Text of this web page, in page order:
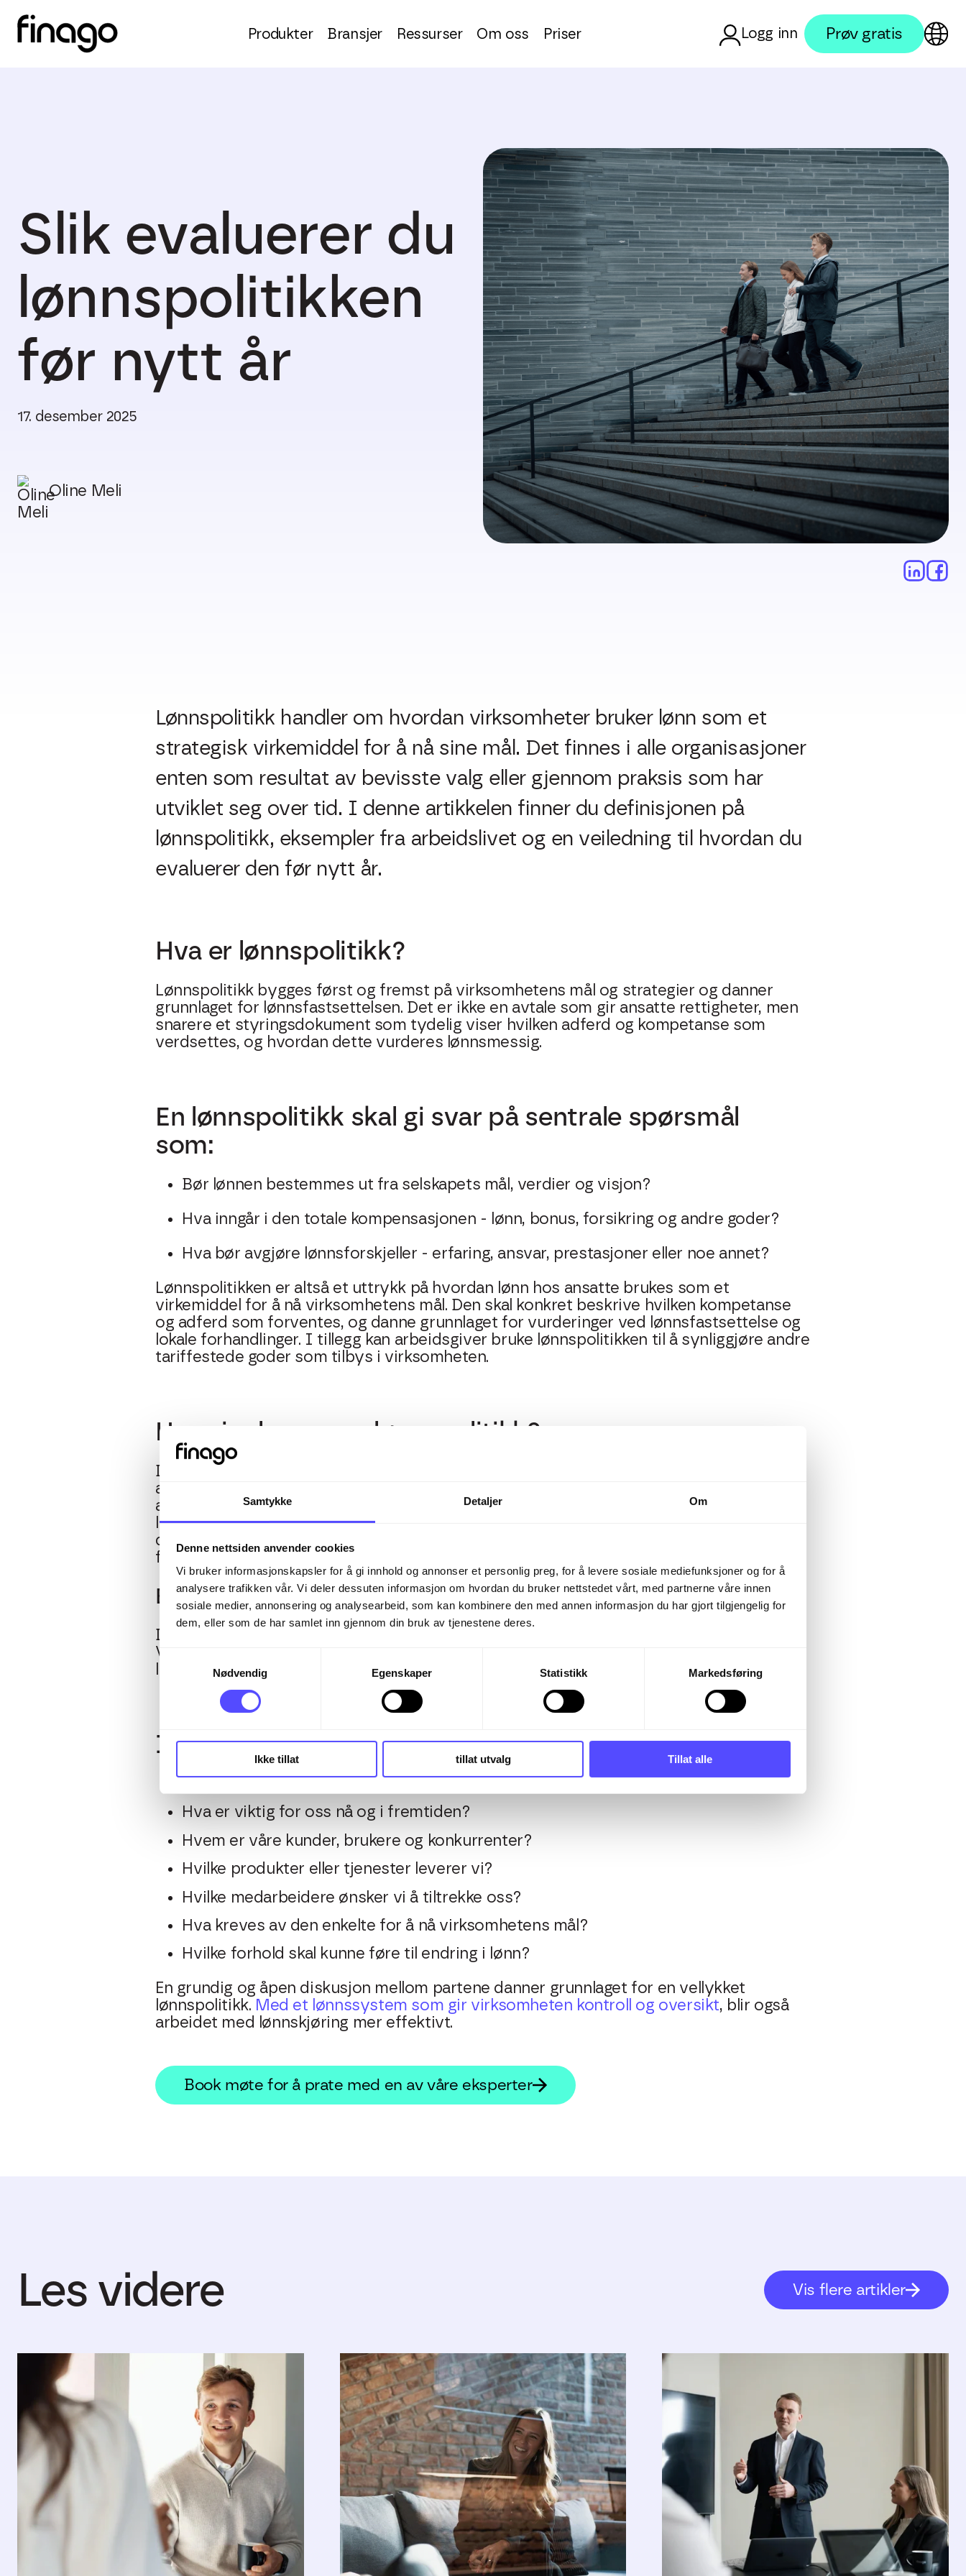
Samtykke Detaljer Om
Denne nettsiden anvender cookies
Vi bruker informasjonskapsler for å gi innhold og annonser et personlig preg, for å levere sosiale mediefunksjoner og for å
analysere trafikken vår. Vi deler dessuten informasjon om hvordan du bruker nettstedet vårt, med partnerne våre innen
sosiale medier, annonsering og analysearbeid, som kan kombinere den med annen informasjon du har gjort tilgjengelig for
dem, eller som de har samlet inn gjennom din bruk av tjenestene deres.
Samtykkevalg
Nødvendig
Egenskaper Statistikk Markedsføring
Ikke tillat tillat utvalg Tillat alle
Produkter Bransjer Ressurser Om oss Priser Logg inn Prøv gratis
Slik evaluerer du
lønnspolitikken
før nytt år
17. desember 2025
Oline Meli
Lønnspolitikk handler om hvordan virksomheter bruker lønn som et
strategisk virkemiddel for å nå sine mål. Det finnes i alle organisasjoner
enten som resultat av bevisste valg eller gjennom praksis som har
utviklet seg over tid. I denne artikkelen finner du definisjonen på
lønnspolitikk, eksempler fra arbeidslivet og en veiledning til hvordan du
evaluerer den før nytt år.
Hva er lønnspolitikk?
Lønnspolitikk bygges først og fremst på virksomhetens mål og strategier og danner
grunnlaget for lønnsfastsettelsen. Det er ikke en avtale som gir ansatte rettigheter, men
snarere et styringsdokument som tydelig viser hvilken adferd og kompetanse som
verdsettes, og hvordan dette vurderes lønnsmessig.
En lønnspolitikk skal gi svar på sentrale spørsmål
som:
Bør lønnen bestemmes ut fra selskapets mål, verdier og visjon?
Hva inngår i den totale kompensasjonen - lønn, bonus, forsikring og andre goder?
Hva bør avgjøre lønnsforskjeller - erfaring, ansvar, prestasjoner eller noe annet?
Lønnspolitikken er altså et uttrykk på hvordan lønn hos ansatte brukes som et
virkemiddel for å nå virksomhetens mål. Den skal konkret beskrive hvilken kompetanse
og adferd som forventes, og danne grunnlaget for vurderinger ved lønnsfastsettelse og
lokale forhandlinger. I tillegg kan arbeidsgiver bruke lønnspolitikken til å synliggjøre andre
tariffestede goder som tilbys i virksomheten.
Hva sier loven om lønnspolitikk?
Det er viktig å nevne at lønnspolitikk ikke er et lovkrav i Norge, men det anbefales sterkt
at virksomheter utarbeider en. Likestillings- og diskrimineringsloven stiller krav om at
arbeidsgivere må sikre likelønn for arbeid av lik verdi, og kunne dokumentere eventuelle
lønnsforskjeller mellom kvinner og menn. En tydelig og gjennomtenkt lønnspolitikk gjør
det enklere å oppfylle disse kravene, samtidig som den bidrar til å skape åpenhet,
forutsigbarhet og tillit i virksomheten.
Eksempel på lønnspolitikk
Det er arbeidsgiver og de tillitsvalgte i virksomheten som utarbeider lønnspolitikken.
Vanlig praksis er at begge parter forbereder egne forslag og deretter utvikler en felles
løsning. Lønnspolitikken bør bygge på virksomhetens visjon, strategi og formål.
I prosessen bør man diskutere spørsmål som:
Hva er viktig for oss nå og i fremtiden?
Hvem er våre kunder, brukere og konkurrenter?
Hvilke produkter eller tjenester leverer vi?
Hvilke medarbeidere ønsker vi å tiltrekke oss?
Hva kreves av den enkelte for å nå virksomhetens mål?
Hvilke forhold skal kunne føre til endring i lønn?
En grundig og åpen diskusjon mellom partene danner grunnlaget for en vellykket
lønnspolitikk. Med et lønnssystem som gir virksomheten kontroll og oversikt, blir også
arbeidet med lønnskjøring mer effektivt.
Book møte for å prate med en av våre eksperter
Les videre Vis flere artikler